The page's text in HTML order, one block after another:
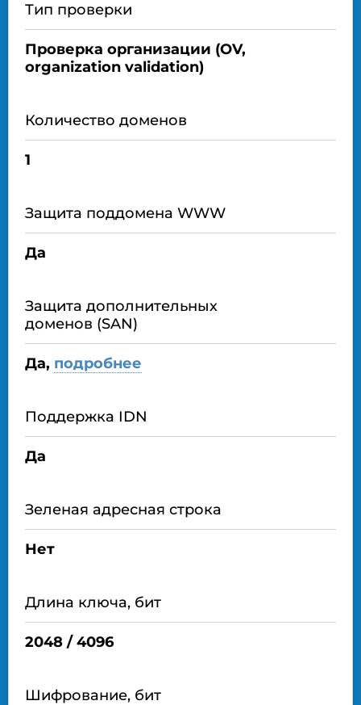
Тип проверки
Проверка организации (OV,
organization validation)
Количество доменов
1
Защита поддомена WWW
Да
Защита дополнительных
доменов (SAN)
Да, подробнее
Поддержка IDN
Да
Зеленая адресная строка
Нет
Длина ключа, бит
2048 / 4096
Шифрование, бит